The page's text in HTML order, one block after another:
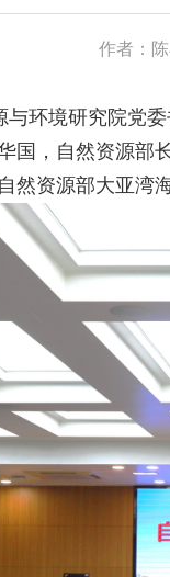
作者：
与环境研究院党
国，自然资源部
然资源部大亚湾